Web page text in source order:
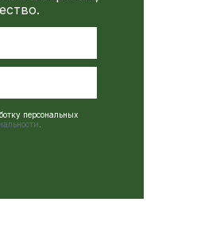
персональных